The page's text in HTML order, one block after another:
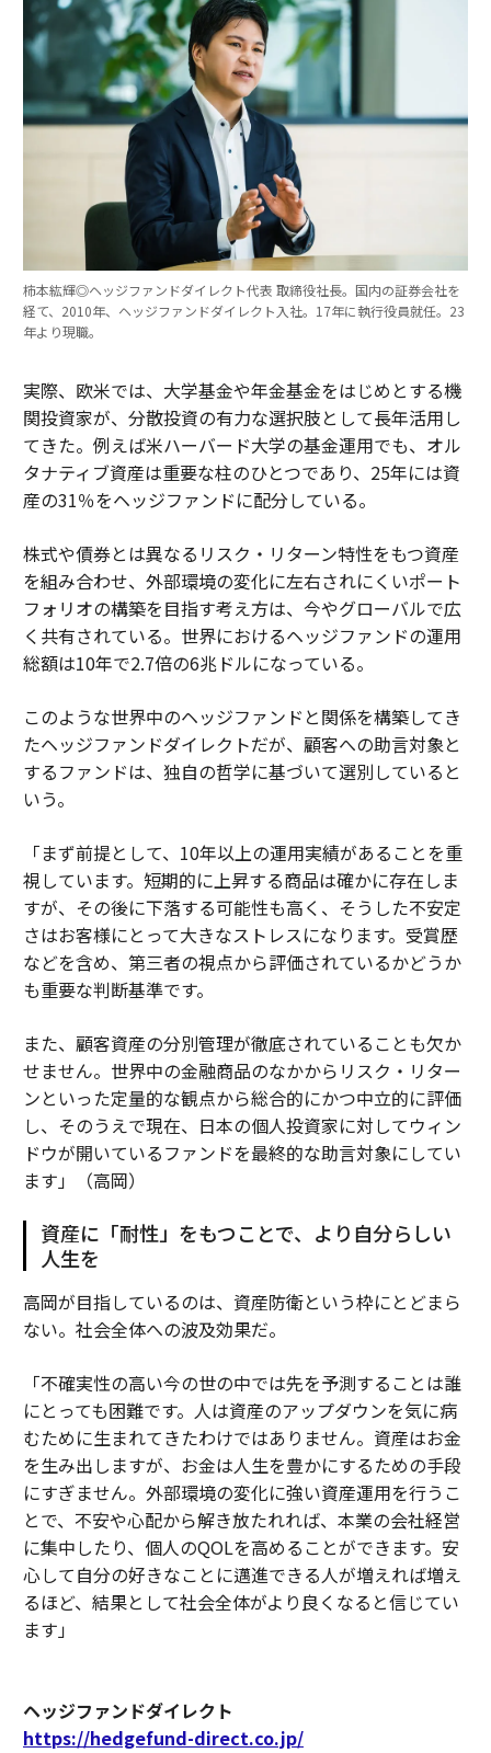
柿本紘輝◎ヘッジファンドダイレクト代表 取締役社長。国内の証券会社を
経て、2010年、ヘッジファンドダイレクト入社。17年に執行役員就任。23
年より現職。
実際、欧米では、大学基金や年金基金をはじめとする機
関投資家が、分散投資の有力な選択肢として長年活用し
てきた。例えば米ハーバード大学の基金運用でも、オル
タナティブ資産は重要な柱のひとつであり、25年には資
産の31％をヘッジファンドに配分している。
株式や債券とは異なるリスク・リターン特性をもつ資産
を組み合わせ、外部環境の変化に左右されにくいポート
フォリオの構築を目指す考え方は、今やグローバルで広
く共有されている。世界におけるヘッジファンドの運用
総額は10年で2.7倍の6兆ドルになっている。
このような世界中のヘッジファンドと関係を構築してき
たヘッジファンドダイレクトだが、顧客への助言対象と
するファンドは、独自の哲学に基づいて選別していると
いう。
「まず前提として、10年以上の運用実績があることを重
視しています。短期的に上昇する商品は確かに存在しま
すが、その後に下落する可能性も高く、そうした不安定
さはお客様にとって大きなストレスになります。受賞歴
などを含め、第三者の視点から評価されているかどうか
も重要な判断基準です。
また、顧客資産の分別管理が徹底されていることも欠か
せません。世界中の金融商品のなかからリスク・リター
ンといった定量的な観点から総合的にかつ中立的に評価
し、そのうえで現在、日本の個人投資家に対してウィン
ドウが開いているファンドを最終的な助言対象にしてい
ます」（高岡）
資産に「耐性」をもつことで、より自分らしい
人生を
高岡が目指しているのは、資産防衛という枠にとどまら
ない。社会全体への波及効果だ。
「不確実性の高い今の世の中では先を予測することは誰
にとっても困難です。人は資産のアップダウンを気に病
むために生まれてきたわけではありません。資産はお金
を生み出しますが、お金は人生を豊かにするための手段
にすぎません。外部環境の変化に強い資産運用を行うこ
とで、不安や心配から解き放たれれば、本業の会社経営
に集中したり、個人のQOLを高めることができます。安
心して自分の好きなことに邁進できる人が増えれば増え
るほど、結果として社会全体がより良くなると信じてい
ます」
ヘッジファンドダイレクト
https://hedgefund-direct.co.jp/